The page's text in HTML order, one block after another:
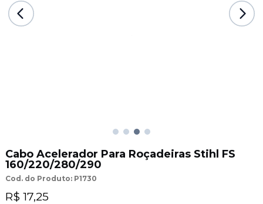
Cabo Acelerador Para Roçadeiras Stihl FS
160/220/280/290
Cod. do Produto: P1730
R$ 17,25